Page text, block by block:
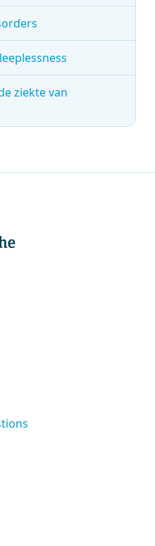
ziekte van